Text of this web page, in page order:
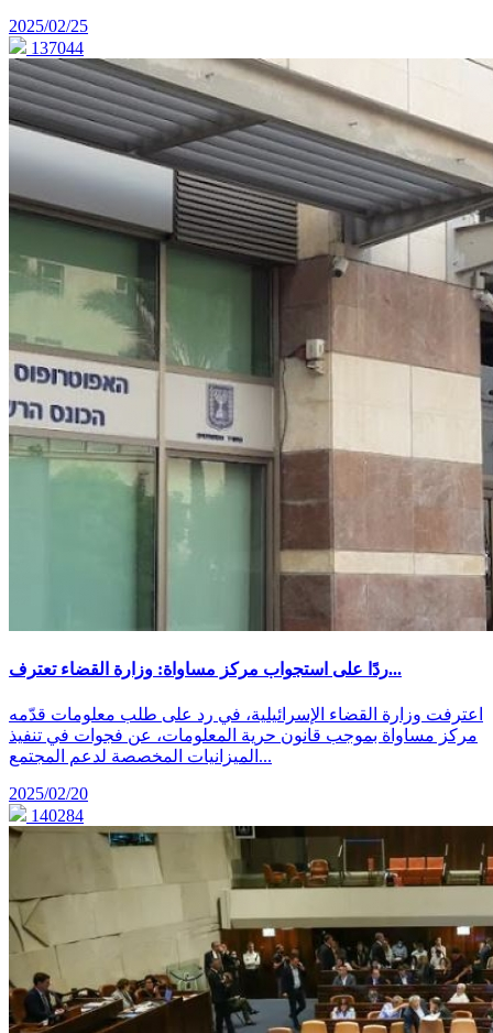
2025/02/25
137044
ردًا على استجواب مركز مساواة: وزارة القضاء تعترف...
اعترفت وزارة القضاء الإسرائيلية، في رد على طلب معلومات قدّمه
مركز مساواة بموجب قانون حرية المعلومات، عن فجوات في تنفيذ
الميزانيات المخصصة لدعم المجتمع...
2025/02/20
140284